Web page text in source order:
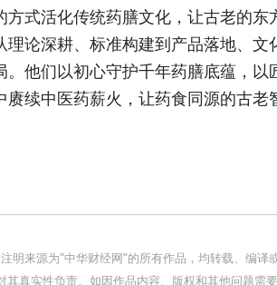
方式活化传统药膳文化，让古老的
理论深耕、标准构建到产品落地、
。他们以初心守护千年药膳底蕴，
赓续中医药薪火，让药食同源的古
明来源为"中华财经网"的所有作品，均转载、编
其真实性负责。如因作品内容、版权和其他问题需